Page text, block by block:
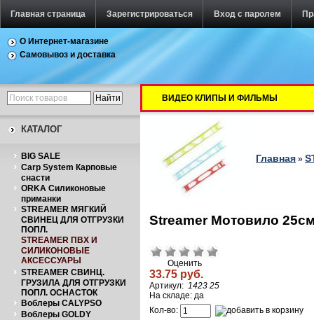
Главная страница Зарегистрироваться Вход с паролем
О Интернет-магазине
Самовывоз и доставка
КАТАЛОГ
BIG SALE
Carp System Карповые
снасти
ORKA Силиконовые
приманки
STREAMER МЯГКИЙ
СВИНЕЦ ДЛЯ ОТГРУЗКИ
ПОПЛ.
STREAMER ПВХ И
СИЛИКОНОВЫЕ
АКСЕССУАРЫ
STREAMER СВИНЦ.
ГРУЗИЛА ДЛЯ ОТГРУЗКИ
ПОПЛ. ОСНАСТОК
Воблеры CALYPSO
Воблеры GOLDY
ВИДЕО КЛИПЫ И ФИЛЬМЫ
Главная »
Streamer Мотовило
Оценить
33.75 руб.
Артикул: 1423 25
На складе: да
Кол-во: